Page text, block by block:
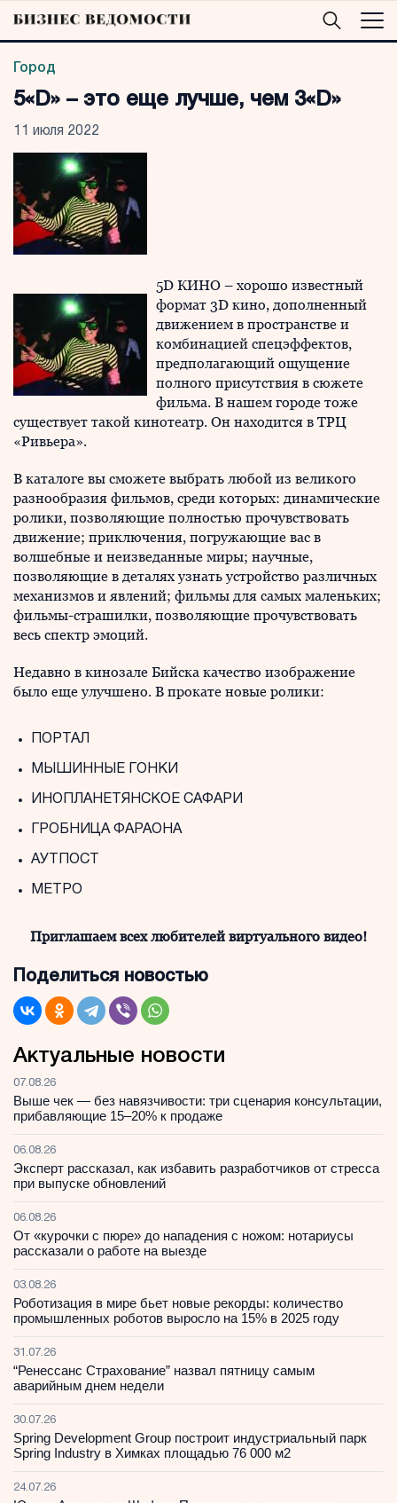
Город
5«D» – это еще лучше, чем 3«D»
11 июля 2022
5D КИНО – хорошо известный
формат 3D кино, дополненный
движением в пространстве и
комбинацией спецэффектов,
предполагающий ощущение
полного присутствия в сюжете
фильма. В нашем городе тоже
существует такой кинотеатр. Он находится в ТРЦ
«Ривьера».
В каталоге вы сможете выбрать любой из великого
разнообразия фильмов, среди которых: динамические
ролики, позволяющие полностью прочувствовать
движение; приключения, погружающие вас в
волшебные и неизведанные миры; научные,
позволяющие в деталях узнать устройство различных
механизмов и явлений; фильмы для самых маленьких;
фильмы-страшилки, позволяющие прочувствовать
весь спектр эмоций.
Недавно в кинозале Бийска качество изображение
было еще улучшено. В прокате новые ролики:
ПОРТАЛ
МЫШИННЫЕ ГОНКИ
ИНОПЛАНЕТЯНСКОЕ САФАРИ
ГРОБНИЦА ФАРАОНА
АУТПОСТ
МЕТРО
Приглашаем всех любителей виртуального видео!
Поделиться новостью
Актуальные новости
07.08.26
Выше чек — без навязчивости: три сценария консультации,
прибавляющие 15–20% к продаже
06.08.26
Эксперт рассказал, как избавить разработчиков от стресса
при выпуске обновлений
06.08.26
От «курочки с пюре» до нападения с ножом: нотариусы
рассказали о работе на выезде
03.08.26
Роботизация в мире бьет новые рекорды: количество
промышленных роботов выросло на 15% в 2025 году
31.07.26
“Ренессанс Страхование” назвал пятницу самым
аварийным днем недели
30.07.26
Spring Development Group построит индустриальный парк
Spring Industry в Химках площадью 76 000 м2
24.07.26